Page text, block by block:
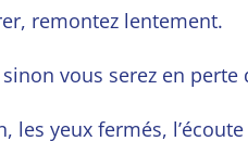
remontez lentement.
vous serez en perte
les yeux fermés,